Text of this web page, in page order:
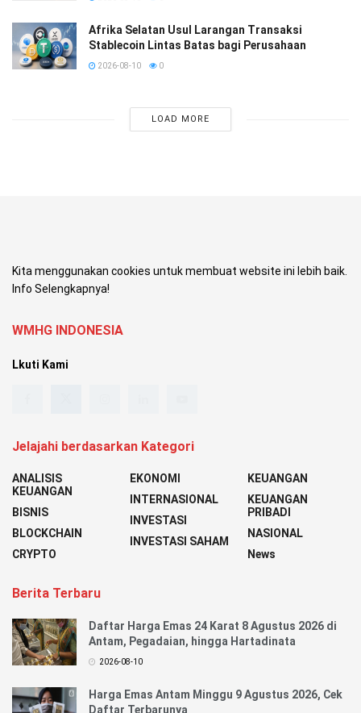
Afrika Selatan Usul Larangan Transaksi
Stablecoin Lintas Batas bagi Perusahaan
2026-08-10 0
LOAD MORE
Kita menggunakan cookies untuk membuat website ini lebih baik.
Info Selengkapnya!
WMHG INDONESIA
Lkuti Kami
Jelajahi berdasarkan Kategori
ANALISIS
KEUANGAN
BISNIS
BLOCKCHAIN
CRYPTO
EKONOMI
INTERNASIONAL
INVESTASI
INVESTASI SAHAM
KEUANGAN
KEUANGAN
PRIBADI
NASIONAL
News
Berita Terbaru
Daftar Harga Emas 24 Karat 8 Agustus 2026 di
Antam, Pegadaian, hingga Hartadinata
2026-08-10
Harga Emas Antam Minggu 9 Agustus 2026, Cek
Daftar Terbarunya